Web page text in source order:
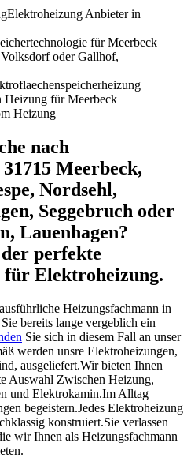
Anbieter in
für Meerbeck
oder Gallhof,
Heizung für Meerbeck
Heizung
nach
Meerbeck,
Nordsehl,
Seggebruch oder
Lauenhagen?
perfekte
für Elektroheizung.
Heizungsfachmann in
bereits lange vergeblich ein
Sie sich in diesem Fall an unser
werden unsre Elektroheizungen,
ausgeliefert.Wir bieten Ihnen
Auswahl Zwischen Heizung,
und Elektrokamin.Im Alltag
begeistern.Jedes Elektroheizung
konstruiert.Sie verlassen
wir Ihnen als Heizungsfachmann